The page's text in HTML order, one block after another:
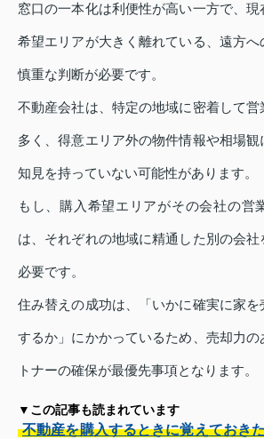
窓口の一本化は利便性が高い一方で、
希望エリアが大きく離れている、遠方へ
慎重な判断が必要です。
不動産会社は、特定の地域に密着して
多く、得意エリア外の物件情報や相場
知見を持っていない可能性があります。
もし、購入希望エリアがその会社の営
は、それぞれの地域に精通した別の会
必要です。
住み替えの成功は、「いかに確実に家
するか」にかかっているため、売却力
トナーの確保が最優先事項となります。
▼この記事も読まれています
不動産を購入するときに覚えておき